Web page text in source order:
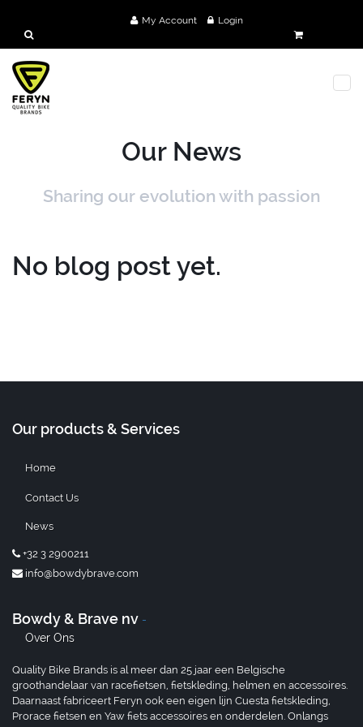
My Account Login
Our News
Sharing our evolution with passion
No blog post yet.
Our products & Services
Home
Contact Us
News
+32 3 2900211
info@bowdybrave.com
Bowdy & Brave nv -
Over Ons
Quality Bike Brands is al meer dan 25 jaar een Belgische
groothandelaar van racefietsen, fietskleding, helmen en accessoires.
Daarnaast fabriceert Feryn ook een eigen lijn Cuesta fietskleding,
Prorace fietsen en Yaw fiets accessoires en onderdelen. Onlangs